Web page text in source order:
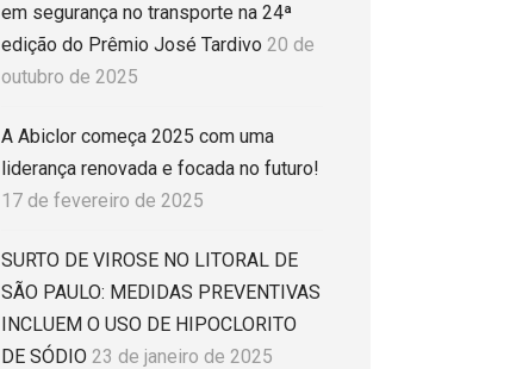
em segurança no transporte na 24ª
edição do Prêmio José Tardivo 20 de
outubro de 2025
A Abiclor começa 2025 com uma
liderança renovada e focada no futuro!
17 de fevereiro de 2025
SURTO DE VIROSE NO LITORAL DE
SÃO PAULO: MEDIDAS PREVENTIVAS
INCLUEM O USO DE HIPOCLORITO
DE SÓDIO 23 de janeiro de 2025